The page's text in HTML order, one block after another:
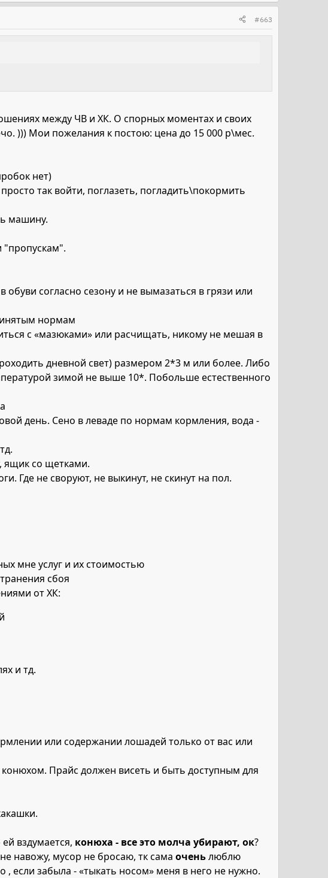
#663
между ЧВ и ХК. О спорных моментах и своих
))) Мои пожелания к постою: цена до 15 000 р\мес.
нет)
так войти, поглазеть, погладить\покормить
машину.
согласно сезону и не вымазаться в грязи или
нормам
с «мазюками» или расчищать, никому не мешая в
дневной свет) размером 2*3 м или более. Либо
зимой не выше 10*. Побольше естественного
день. Сено в леваде по нормам кормления, вода -
ящик со щетками.
Где не своруют, не выкинут, не скинут на пол.
мне услуг и их стоимостью
сбоя
от ХК:
и тд.
или содержании лошадей только от вас или
Прайс должен висеть и быть доступным для
вздумается, конюха - все это молча убирают, ок?
навожу, мусор не бросаю, тк сама оченьлюблю
, если забыла - «тыкать носом» меня в него не нужно.